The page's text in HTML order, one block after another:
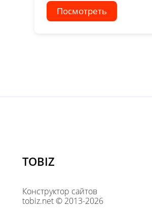
Посмотреть
TOBIZ
Конструктор сайтов
tobiz.net © 2013-2026